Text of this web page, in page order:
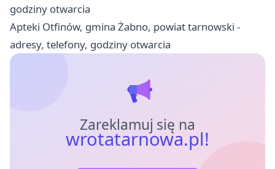
godziny otwarcia
Apteki Otfinów, gmina Żabno, powiat tarnowski -
adresy, telefony, godziny otwarcia
Zareklamuj się na
wrotatarnowa.pl!